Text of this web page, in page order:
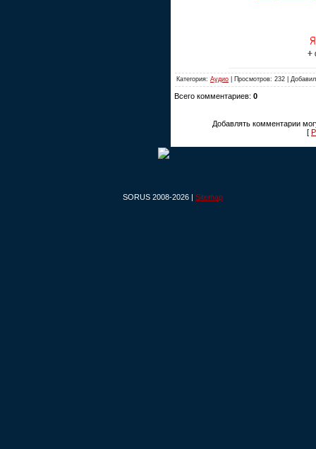
Категория: Аудио | Просмотров: 232 |
Всего комментариев: 0
Добавлять комментарии
[
SORUS 2008-2026 | Sitemap